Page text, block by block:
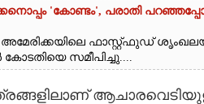
'കോണ്ടം',​ പരാതി
ഫാസ്റ്റ്ഫുഡ്
സമീപിച്ചു....